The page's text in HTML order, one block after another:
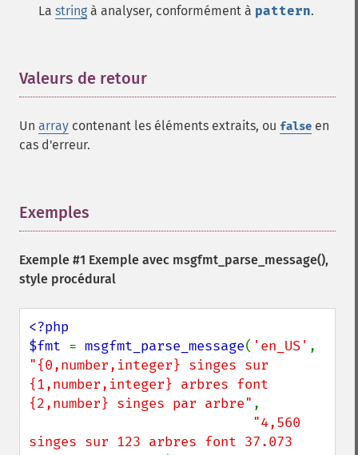
La string à analyser, conformément à pattern.
Valeurs de retour
Un array contenant les éléments extraits, ou false en
cas d'erreur.
Exemples
Exemple #1 Exemple avec msgfmt_parse_message(),
style procédural
<?php
$fmt = msgfmt_parse_message( 'en_US'
"{0,number,integer} singes sur
{1,number,integer} arbres font
{2,number} singes par arbre" ,
"4,560
singes sur 123 arbres font 37.073